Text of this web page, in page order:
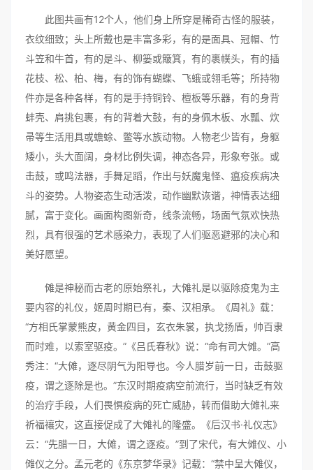
此图共画有12个人，他们身上所穿是稀奇古怪的服装，
衣纹细致；头上所戴也是丰富多彩，有的是面具、冠帽、竹
斗笠和牛首，有的是斗、柳篓或簸箕，有的裹幞头，有的插
花枝、松、柏、梅，有的饰有蝴蝶、飞蛾或翎毛等；所持物
件亦是各种各样，有的是手持铜铃、檀板等乐器，有的身背
蚌壳、肩挑包裹，有的背着大鼓，有的身佩木板、水瓢、炊
帚等生活用具或蟾蜍、鳖等水族动物。人物老少皆有，身躯
矮小，头大面阔，身材比例失调，神态各异，形象夸张。或
击鼓，或鸣法器，手舞足蹈，作出与妖魔鬼怪、瘟疫疾病决
斗的姿势。人物姿态生动活泼，动作幽默诙谐，神情表达细
腻，富于变化。画面构图新奇，线条流畅，场面气氛欢快热
烈，具有很强的艺术感染力，表现了人们驱恶避邪的决心和
美好愿望。
傩是神秘而古老的原始祭礼，大傩礼是以驱除疫鬼为主
要内容的礼仪，姬周时期已有，秦、汉相承。《周礼》载：
“方相氏掌蒙熊皮，黄金四目，玄衣朱裳，执戈扬盾，帅百隶
而时难，以索室驱疫。”《吕氏春秋》说：“命有司大傩。”高
秀注：“大傩，逐尽阴气为阳导也。今人腊岁前一日，击鼓驱
疫，谓之逐除是也。”东汉时期疫病空前流行，当时缺乏有效
的治疗手段，人们畏惧疫病的死亡威胁，转而借助大傩礼来
祈福禳灾，这直接促成了大傩礼的隆盛。《后汉书·礼仪志》
云：“先腊一日，大傩，谓之逐疫。”到了宋代，有大傩仪、小
傩仪之分。孟元老的《东京梦华录》记载：“禁中呈大傩仪，